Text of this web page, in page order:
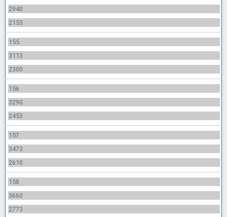
2940
2153
155
3113
2300
156
3290
2453
157
3473
2610
158
3660
2773